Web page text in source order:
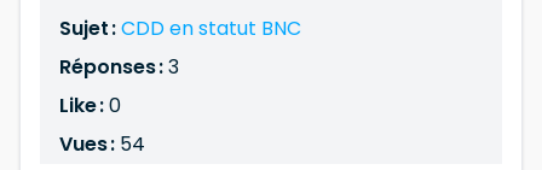
Sujet :CDD en statut BNC
Réponses :3
Like :0
Vues : 54